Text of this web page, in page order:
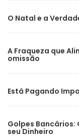
O Natal e a
A Fraqueza que
omissão
Está Pagando
Golpes Bancários:
seu Dinheiro